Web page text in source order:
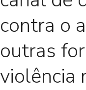
contra o
outras
violência